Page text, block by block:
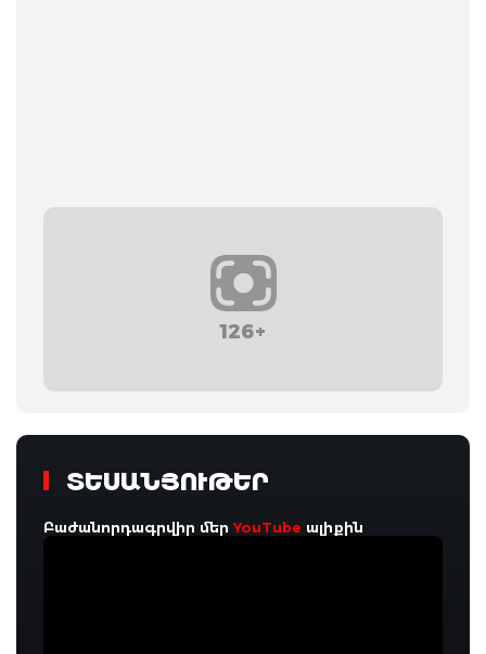
126+
ՏԵՍԱՆՅՈՒԹԵՐ
Բաժանորդագրվիր մերYouTube ալիքին